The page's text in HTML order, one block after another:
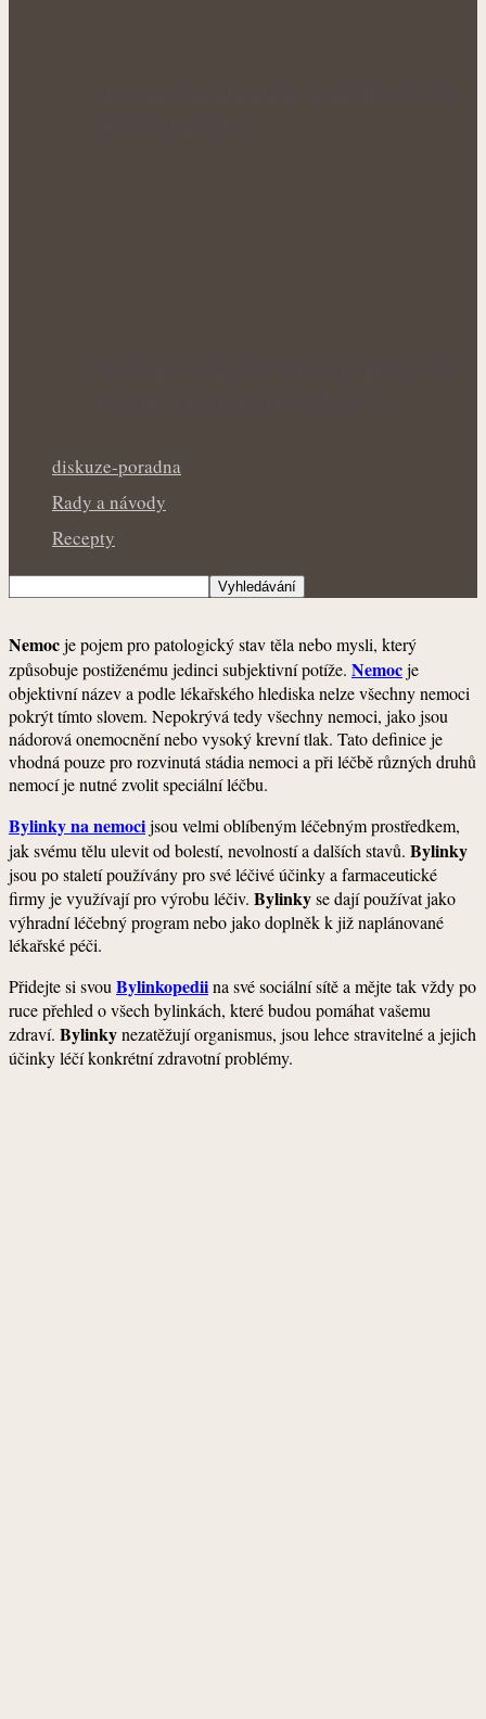
diskuze-poradna
Rady a návody
Recepty
Nemocje pojem pro patologický stav těla nebo mysli, který
způsobuje postiženému jedinci subjektivní potíže. Nemocje
objektivní název a podle lékařského hlediska nelze všechny nemoci
pokrýt tímto slovem. Nepokrývá tedy všechny nemoci, jako jsou
nádorová onemocnění nebo vysoký krevní tlak. Tato definice je
vhodná pouze pro rozvinutá stádia nemoci a při léčbě různých druhů
nemocí je nutné zvolit speciální léčbu.
Bylinky na nemocijsou velmi oblíbeným léčebným prostředkem,
jak svému tělu ulevit od bolestí, nevolností a dalších stavů. Bylinky
jsou po staletí používány pro své léčivé účinky a farmaceutické
firmy je využívají pro výrobu léčiv. Bylinkyse dají používat jako
výhradní léčebný program nebo jako doplněk k již naplánované
lékařské péči.
Přidejte si svou Bylinkopediina své sociální sítě a mějte tak vždy po
ruce přehled o všech bylinkách, které budou pomáhat vašemu
zdraví. Bylinkynezatěžují organismus, jsou lehce stravitelné a jejich
účinky léčí konkrétní zdravotní problémy.